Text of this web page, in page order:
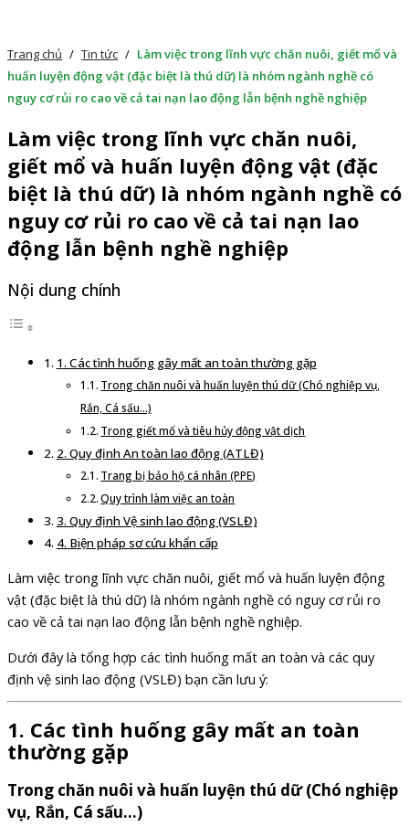
Trang chủ / Tin tức / Làm việc trong lĩnh vực chăn nuôi, giết mổ và
huấn luyện động vật (đặc biệt là thú dữ) là nhóm ngành nghề có
nguy cơ rủi ro cao về cả tai nạn lao động lẫn bệnh nghề nghiệp
Làm việc trong lĩnh vực chăn nuôi,
giết mổ và huấn luyện động vật (đặc
biệt là thú dữ) là nhóm ngành nghề có
nguy cơ rủi ro cao về cả tai nạn lao
động lẫn bệnh nghề nghiệp
Nội dung chính
1. Các tình huống gây mất an toàn thường gặp
Trong chăn nuôi và huấn luyện thú dữ (Chó nghiệp vụ,
Rắn, Cá sấu…)
Trong giết mổ và tiêu hủy động vật dịch
2. Quy định An toàn lao động (ATLĐ)
Trang bị bảo hộ cá nhân (PPE)
Quy trình làm việc an toàn
3. Quy định Vệ sinh lao động (VSLĐ)
4. Biện pháp sơ cứu khẩn cấp
Làm việc trong lĩnh vực chăn nuôi, giết mổ và huấn luyện động
vật (đặc biệt là thú dữ) là nhóm ngành nghề có nguy cơ rủi ro
cao về cả tai nạn lao động lẫn bệnh nghề nghiệp.
Dưới đây là tổng hợp các tình huống mất an toàn và các quy
định vệ sinh lao động (VSLĐ) bạn cần lưu ý:
1. Các tình huống gây mất an toàn
thường gặp
Trong chăn nuôi và huấn luyện thú dữ (Chó nghiệp
vụ, Rắn, Cá sấu…)